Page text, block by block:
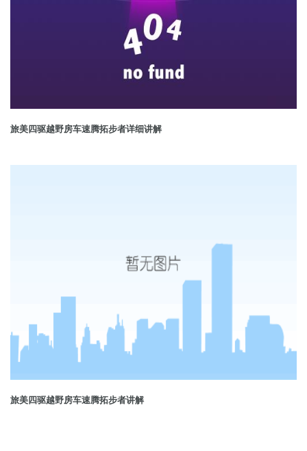
旅美四驱越野房车速腾拓步者详细讲解
旅美四驱越野房车速腾拓步者讲解